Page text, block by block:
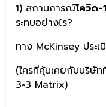
1) สถานการณ์โควิด-
ระทบอย่างไร?
ทาง McKinsey ประ
(ใครที่คุ้นเคยกับบริษั
3×3 Matrix)